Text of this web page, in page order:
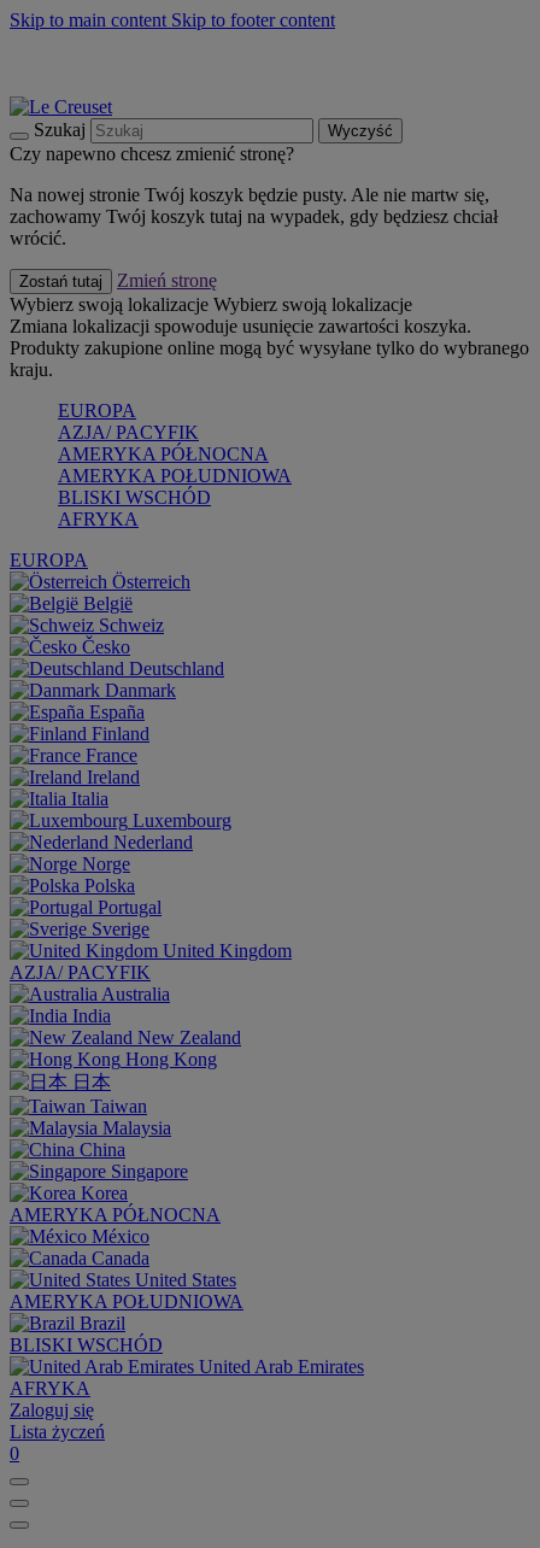
Skip to main content Skip to footer content
Szukaj Wyczyść
Czy napewno chcesz zmienić stronę?
Na nowej stronie Twój koszyk będzie pusty. Ale nie martw się,
zachowamy Twój koszyk tutaj na wypadek, gdy będziesz chciał
wrócić.
Zostań tutaj
Zmień stronę
Wybierz swoją lokalizacje Wybierz swoją lokalizacje
Zmiana lokalizacji spowoduje usunięcie zawartości koszyka.
Produkty zakupione online mogą być wysyłane tylko do wybranego
kraju.
EUROPA
AZJA/ PACYFIK
AMERYKA PÓŁNOCNA
AMERYKA POŁUDNIOWA
BLISKI WSCHÓD
AFRYKA
EUROPA
Österreich
België
Schweiz
Česko
Deutschland
Danmark
España
Finland
France
Ireland
Italia
Luxembourg
Nederland
Norge
Polska
Portugal
Sverige
United Kingdom
AZJA/ PACYFIK
Australia
India
New Zealand
Hong Kong
日本
Taiwan
Malaysia
China
Singapore
Korea
AMERYKA PÓŁNOCNA
México
Canada
United States
AMERYKA POŁUDNIOWA
Brazil
BLISKI WSCHÓD
United Arab Emirates
AFRYKA
Zaloguj się
Lista życzeń
0